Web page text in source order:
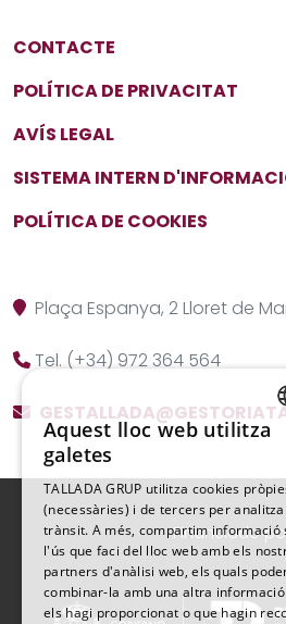
CONTACTE
POLÍTICA DE PRIVACITAT
AVÍS LEGAL
SISTEMA INTERN
POLÍTICA DE COOKIES
Plaça Espanya, 2 Lloret de
Tel. (+34) 972 364 564
Financiado
Aquest lloc web utilitza
galetes
TALLADA GRUP utilitza cookies
(necessàries) i de tercers per
trànsit. A més, compartim informació
l'ús que faci del lloc web amb els
partners d'anàlisi web, els quals
combinar-la amb una altra
els hagi proporcionat o que hagin